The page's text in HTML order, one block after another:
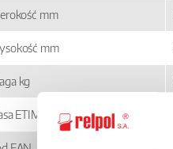
mm
mm
kg
ETIM